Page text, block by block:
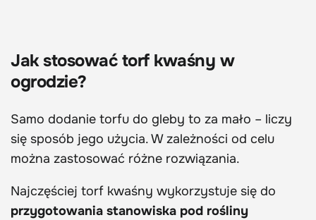
Jak stosować torf kwaśny w
ogrodzie?
Samo dodanie torfu do gleby to za mało – liczy
się sposób jego użycia. W zależności od celu
można zastosować różne rozwiązania.
Najczęściej torf kwaśny wykorzystuje się do
przygotowania stanowiska pod rośliny